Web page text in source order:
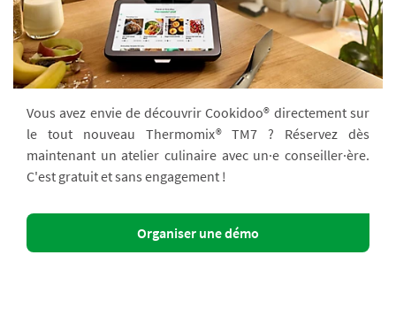
Vous avez envie de découvrir Cookidoo® directement sur
le tout nouveau Thermomix® TM7 ? Réservez dès
maintenant un atelier culinaire avec un·e conseiller·ère.
C'est gratuit et sans engagement !
Organiser une démo